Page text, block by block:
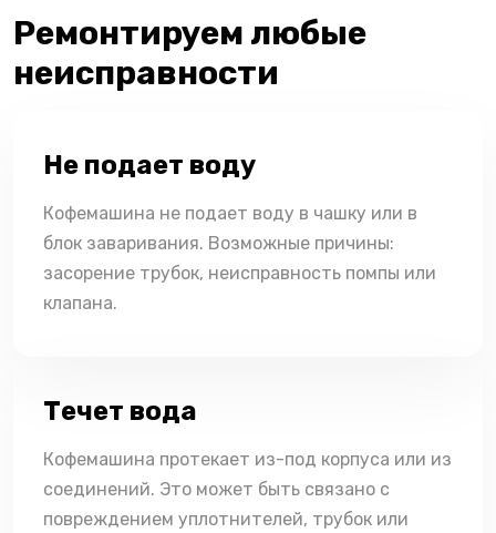
Ремонтируем любые
неисправности
Не подает воду
Кофемашина не подает воду в чашку или в
блок заваривания. Возможные причины:
засорение трубок, неисправность помпы или
клапана.
Течет вода
Кофемашина протекает из-под корпуса или из
соединений. Это может быть связано с
повреждением уплотнителей, трубок или